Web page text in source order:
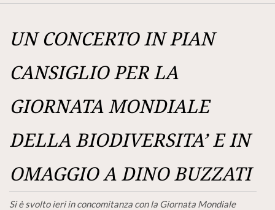
UN CONCERTO IN PIAN
CANSIGLIO PER LA
GIORNATA MONDIALE
DELLA BIODIVERSITA’ E IN
OMAGGIO A DINO BUZZATI
Si è svolto ieri in concomitanza con la Giornata Mondiale